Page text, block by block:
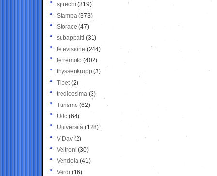
sprechi (319)
Stampa (373)
Storace (47)
subappalti (31)
televisione(244)
terremoto (402)
thyssenkrupp (3)
Tibet(2)
tredicesima (3)
Turismo (62)
Udc (64)
Università (128)
V-Day (2)
Veltroni (30)
Vendola (41)
Verdi (16)